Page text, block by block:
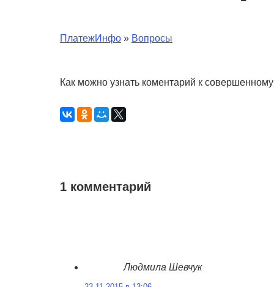
ПлатежИнфо » Вопросы
Как можно узнать коментарий к
1 комментарий
Людмила Шевчук